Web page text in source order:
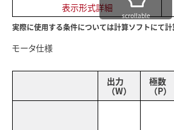
表示形式詳細
実際に使用する条件については計算ソフトにて計
scrollable
モータ仕様
出力
（W）
極数
（P）